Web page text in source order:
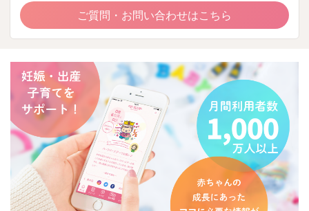
ご質問・お問い合わせはこちら